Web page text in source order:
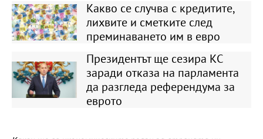
Какво се случва с кредитите,
лихвите и сметките след
преминаването им в евро
Президентът ще сезира КС
заради отказа на парламента
да разгледа референдума за
еврото